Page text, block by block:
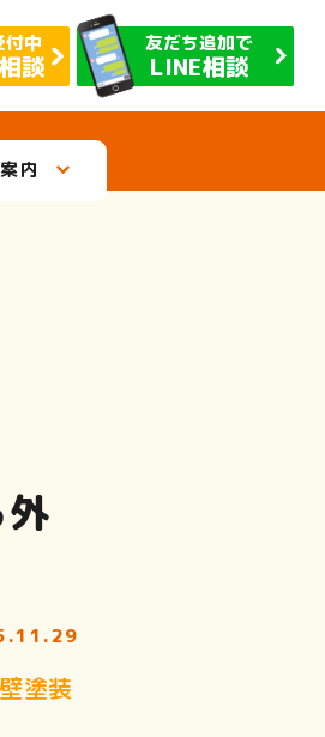
中
談
友だち追加で
LINE相談
内
塗装